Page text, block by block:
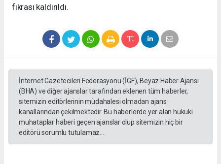
fıkrası kaldırıldı.
İnternet Gazetecileri Federasyonu (İGF), Beyaz Haber Ajansı
(BHA) ve diğer ajanslar tarafından eklenen tüm haberler,
sitemizin editörlerinin müdahalesi olmadan ajans
kanallarından çekilmektedir. Bu haberlerde yer alan hukuki
muhataplar haberi geçen ajanslar olup sitemizin hiç bir
editörü sorumlu tutulamaz...